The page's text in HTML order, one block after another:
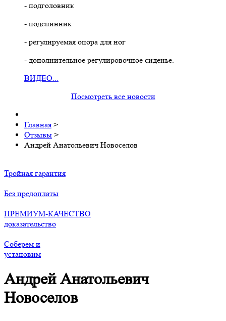
- подголовник
- подспинник
- регулируемая опора для ног
- дополнительное регулировочное сиденье.
ВИДЕО...
Посмотреть все новости
Главная >
Отзывы >
Андрей Анатольевич Новоселов
Тройная гарантия
Без предоплаты
ПРЕМИУМ-КАЧЕСТВО
доказательство
Соберем и
установим
Андрей Анатольевич
Новоселов